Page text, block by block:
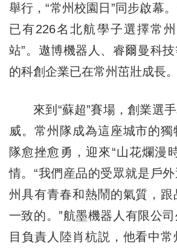
舉行，“常州校園日”同步啟幕
已有226名北航學子選擇常
站”。遨博機器人、睿爾曼科
的科創企業已在常州茁壯成長。
來到“蘇超”賽場，創業選手
威。常州隊成為這座城市的
隊愈挫愈勇，迎來“山花爛漫
情。“我們産品的受眾就是戶
州具有青春和熱鬧的氣質，
一致的。”航墨機器人有限公
目負責人陸肖杭説，他看中